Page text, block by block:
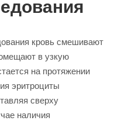
кровь смешивают
в узкую
на протяжении
эритроциты
сверху
наличия